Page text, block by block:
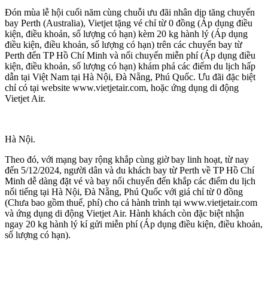
Đón mùa lễ hội cuối năm cùng chuỗi ưu đãi nhân dịp tăng chuyến
bay Perth (Australia), Vietjet tặng vé chỉ từ 0 đồng (Áp dụng điều
kiện, điều khoản, số lượng có hạn) kèm 20 kg hành lý (Áp dụng
điều kiện, điều khoản, số lượng có hạn) trên các chuyến bay từ
Perth đến TP Hồ Chí Minh và nối chuyến miễn phí (Áp dụng điều
kiện, điều khoản, số lượng có hạn) khám phá các điểm du lịch hấp
dẫn tại Việt Nam tại Hà Nội, Đà Nẵng, Phú Quốc. Ưu đãi đặc biệt
chỉ có tại website www.vietjetair.com, hoặc ứng dụng di động
Vietjet Air.
Hà Nội.
Theo đó, với mạng bay rộng khắp cùng giờ bay linh hoạt, từ nay
đến 5/12/2024, người dân và du khách bay từ Perth về TP Hồ Chí
Minh dễ dàng đặt vé và bay nối chuyến đến khắp các điểm du lịch
nổi tiếng tại Hà Nội, Đà Nẵng, Phú Quốc với giá chỉ từ 0 đồng
(Chưa bao gồm thuế, phí) cho cả hành trình tại www.vietjetair.com
và ứng dụng di động Vietjet Air. Hành khách còn đặc biệt nhận
ngay 20 kg hành lý kí gửi miễn phí (Áp dụng điều kiện, điều khoản,
số lượng có hạn).